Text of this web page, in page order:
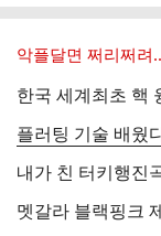
악플달면 쩌리쩌려..
한국 세계최초 핵
플러팅 기술 배웠
멧갈라 블랙핑크